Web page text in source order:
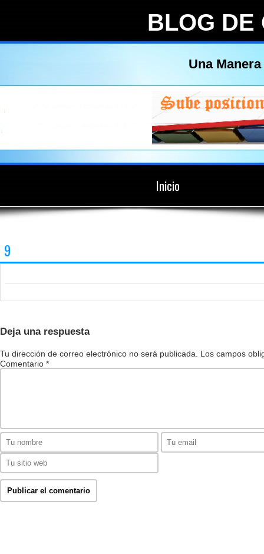
BLOG DE
Una
Inicio
9
Deja una respuesta
Tu dirección de correo electrónico no será publicada.
Los campos
Comentario *